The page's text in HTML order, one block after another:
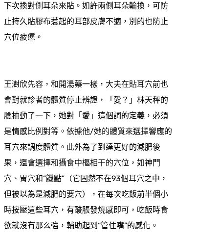
下次換對側耳朵來貼。如許兩側耳朵輪換，可防
止持久貼膠布惹起的耳部皮膚不適，別的也防止
穴位疲憊。
王澍欣先容，和開湯藥一樣，大夫在貼耳穴前也
會對就診者的體質停止辨證，「愛？」林天秤的
臉抽動了一下，她對「愛」這個詞的定義，必須
是情感比例對等。依據他/她的體質來選擇響應的
耳穴來調度體質。此外為了到達更好的減肥後
果，還會選擇和攝食中樞相干的穴位，如神門
穴、胃穴和“饑點”（它固然不在93個耳穴之中，
但被以為是減肥的要穴），在每次吃飯前半個小
時按壓這些耳穴，有酸脹發燒感即可，吃飯時食
欲就沒有那么強，輔助起到“管住嘴”的感化。